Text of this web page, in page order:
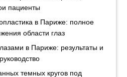
пациенты
в Париже: полное
области глаз
в Париже: результаты и
темных кругов под